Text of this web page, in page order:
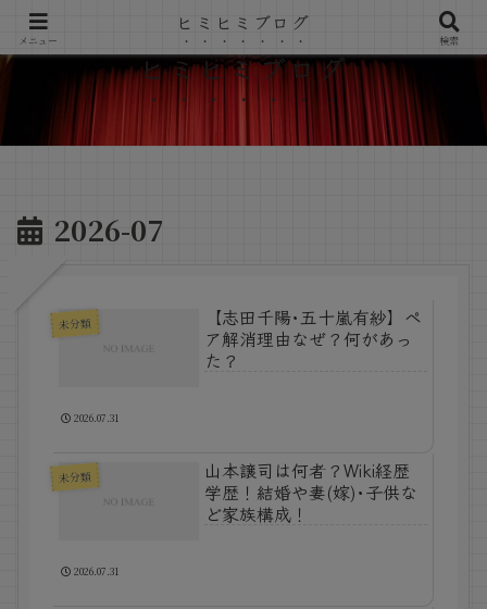
ヒミヒミブログ
2026-07
未分類
【志田千陽･五十嵐有紗】ペ
ア解消理由なぜ？何があっ
た？
2026.07.31
未分類
山本譲司は何者？Wiki経歴
学歴！結婚や妻(嫁)･子供な
ど家族構成！
2026.07.31
メニュー
ヒミヒミブログ
検索